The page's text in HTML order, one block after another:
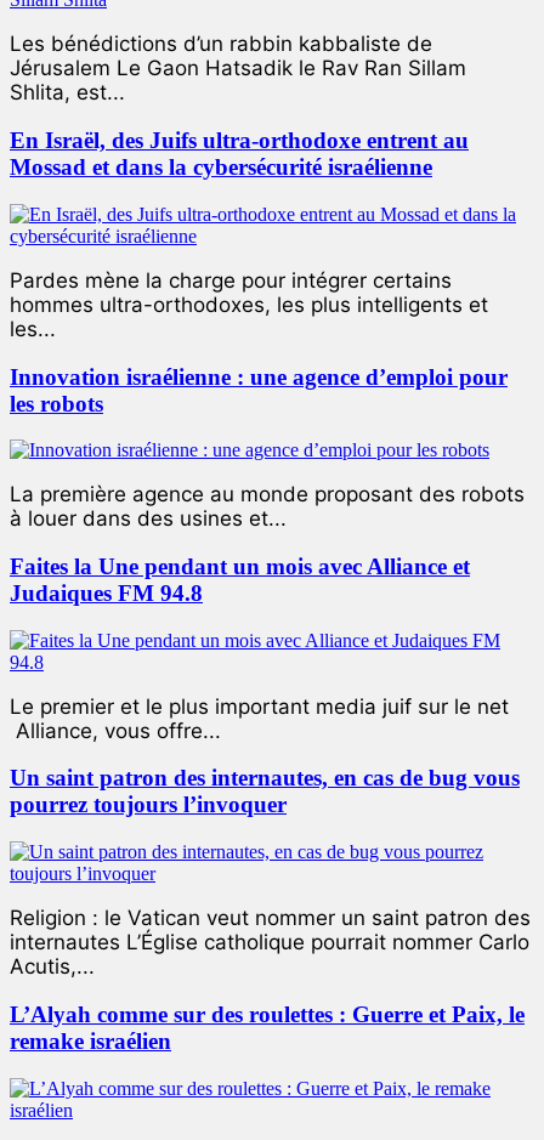
Les bénédictions d’un rabbin kabbaliste de
Jérusalem Le Gaon Hatsadik le Rav Ran Sillam
Shlita, est...
En Israël, des Juifs ultra-orthodoxe entrent au
Mossad et dans la cybersécurité israélienne
Pardes mène la charge pour intégrer certains
hommes ultra-orthodoxes, les plus intelligents et
les...
Innovation israélienne : une agence d’emploi pour
les robots
La première agence au monde proposant des robots
à louer dans des usines et...
Faites la Une pendant un mois avec Alliance et
Judaiques FM 94.8
Le premier et le plus important media juif sur le net
Alliance, vous offre...
Un saint patron des internautes, en cas de bug vous
pourrez toujours l’invoquer
Religion : le Vatican veut nommer un saint patron des
internautes L’Église catholique pourrait nommer Carlo
Acutis,...
L’Alyah comme sur des roulettes : Guerre et Paix, le
remake israélien